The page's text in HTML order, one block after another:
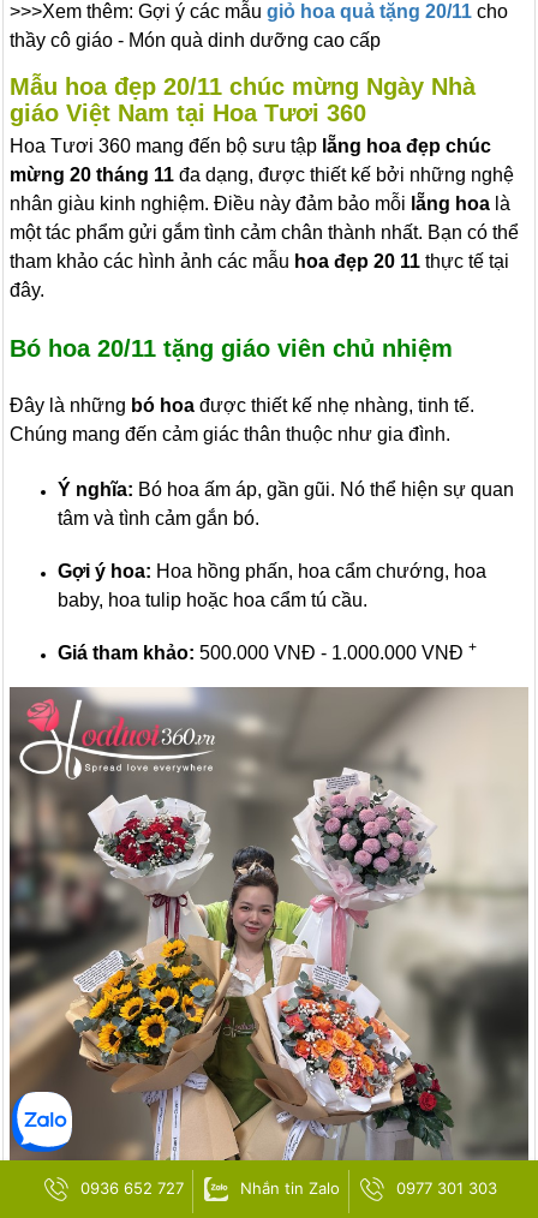
>>>Xem thêm: Gợi ý các mẫu giỏ hoa quả tặng 20/11 cho
thầy cô giáo - Món quà dinh dưỡng cao cấp
Mẫu hoa đẹp 20/11 chúc mừng Ngày Nhà
giáo Việt Nam tại Hoa Tươi 360
Hoa Tươi 360 mang đến bộ sưu tập lẵng hoa đẹp chúc
mừng 20 tháng 11 đa dạng, được thiết kế bởi những nghệ
nhân giàu kinh nghiệm. Điều này đảm bảo mỗi lẵng hoa là
một tác phẩm gửi gắm tình cảm chân thành nhất. Bạn có thể
tham khảo các hình ảnh các mẫu hoa đẹp 20 11 thực tế tại
đây.
Bó hoa 20/11 tặng giáo viên chủ nhiệm
Đây là những bó hoa được thiết kế nhẹ nhàng, tinh tế.
Chúng mang đến cảm giác thân thuộc như gia đình.
Ý nghĩa: Bó hoa ấm áp, gần gũi. Nó thể hiện sự quan
tâm và tình cảm gắn bó.
Gợi ý hoa: Hoa hồng phấn, hoa cẩm chướng, hoa
baby, hoa tulip hoặc hoa cẩm tú cầu.
Giá tham khảo: 500.000 VNĐ - 1.000.000 VNĐ +
0936 652 727 Nhắn tin Zalo 0977 301 303